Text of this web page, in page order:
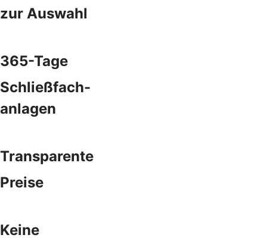
zur Auswahl
365-Tage
Schließfach-
anlagen
Transparente
Preise
Keine